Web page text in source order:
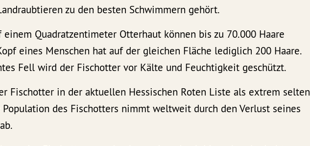
zu den besten Schwimmern gehört.
Quadratzentimeter Otterhaut können bis zu 70.000 Haare
eines Menschen hat auf der gleichen Fläche lediglich 200 Haare.
Fell wird der Fischotter vor Kälte und Feuchtigkeit geschützt.
Fischotter in der aktuellen Hessischen Roten Liste als extrem selten
des Fischotters nimmt weltweit durch den Verlust seines